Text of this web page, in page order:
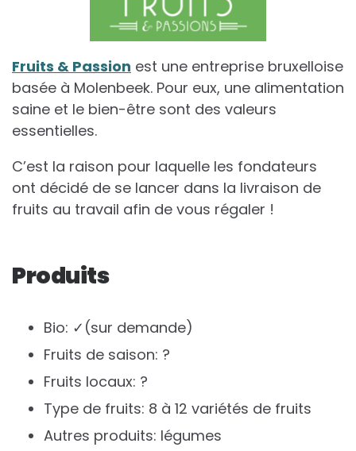
Fruits & Passion est une entreprise bruxelloise
basée à Molenbeek. Pour eux, une alimentation
saine et le bien-être sont des valeurs
essentielles.
C’est la raison pour laquelle les fondateurs
ont décidé de se lancer dans la livraison de
fruits au travail afin de vous régaler !
Produits
Bio: ✓(sur demande)
Fruits de saison: ?
Fruits locaux: ?
Type de fruits: 8 à 12 variétés de fruits
Autres produits: légumes